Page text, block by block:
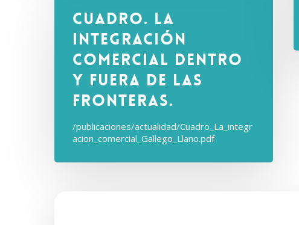
Cuadro. La
integración
comercial dentro
y fuera de las
fronteras.
/publicaciones/actualidad/Cuadro_La_integr
acion_comercial_Gallego_Llano.pdf